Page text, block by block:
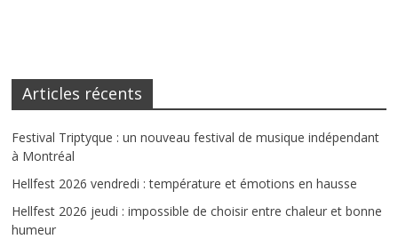
Articles récents
Festival Triptyque : un nouveau festival de musique indépendant
à Montréal
Hellfest 2026 vendredi : température et émotions en hausse
Hellfest 2026 jeudi : impossible de choisir entre chaleur et bonne
humeur